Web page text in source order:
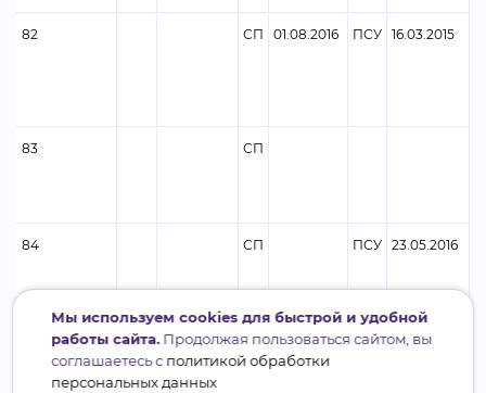
82 СП 01.08.2016 ПСУ 16.03.2015
83 СП
84 СП ПСУ 23.05.2016
Мы используем cookies для быстрой и удобной
работы сайта.Продолжая пользоваться сайтом, вы
соглашаетесь сполитикой обработки
персональных данных